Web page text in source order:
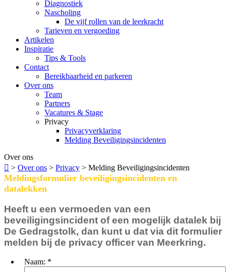
Diagnostiek
Nascholing
De vijf rollen van de leerkracht
Tarieven en vergoeding
Artikelen
Inspiratie
Tips & Tools
Contact
Bereikbaarheid en parkeren
Over ons
Team
Partners
Vacatures & Stage
Privacy
Privacyverklaring
Melding Beveiligingsincidenten
Over ons
 > Over ons > Privacy > Melding Beveiligingsincidenten
Meldingsformulier beveiligingsincidenten en
datalekken
Heeft u een vermoeden van een
beveiligingsincident of een mogelijk datalek bij
De Gedragstolk, dan kunt u dat via dit formulier
melden bij de privacy officer van Meerkring.
Naam: *